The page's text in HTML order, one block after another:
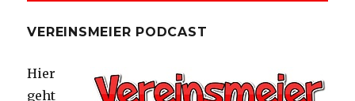
VEREINSMEIER PODCAST
Hier
geht